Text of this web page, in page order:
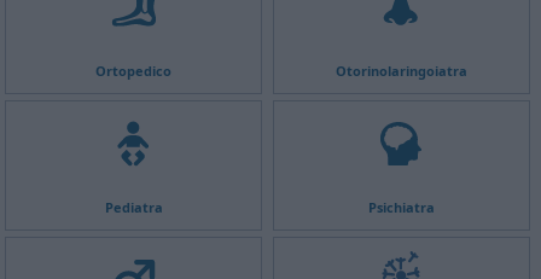
Ortopedico Otorinolaringoiatra
Pediatra Psichiatra